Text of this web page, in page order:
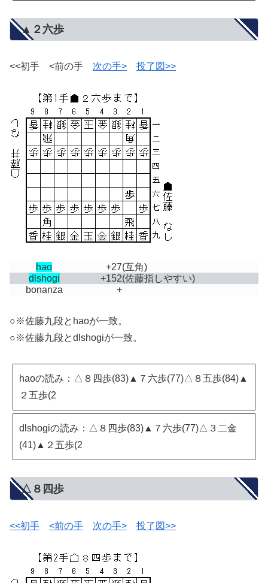
▲２六歩
<<初手 <前の手 次の手> 投了図>>
hao +27(互角)
dlshogi
+152(佐藤指しやすい)
bonanza
+
○※佐藤九段とhaoが一致。
○※佐藤九段とdlshogiが一致。
haoの読み：△８四歩(83)▲７六歩(77)△８五歩(84)▲
２五歩(2
dlshogiの読み：△８四歩(83)▲７六歩(77)△３二金
(41)▲２五歩(2
△８四歩
<<初手 <前の手 次の手> 投了図>>